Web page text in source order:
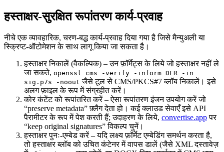
हस्ताक्षर‑सुरक्षित रूपांतरण कार्य‑प्रवाह
नीचे एक व्यावहारिक, चरण‑बद्ध कार्य‑प्रवाह दिया गया है जिसे मैन्युअली या
स्क्रिप्ट‑ऑटोमेशन के साथ लागू किया जा सकता है।
हस्ताक्षर निकालें (वैकल्पिक) – उन फ़ॉर्मेट्स के लिये जो हस्ताक्षर नहीं ले
जा सकते, openssl cms -verify -inform DER -in
sig.p7s -noout जैसे टूल से CMS/PKCS#7 ब्लॉब निकालें। इसे
अलग फ़ाइल के रूप में संग्रहीत करें।
कोर कंटेंट को रूपांतरित करें– ऐसा रूपांतरण इंजन उपयोग करें जो
“preserve metadata” फ़्लैग देता हो। कई क्लाउड सेवाएँ इसे API
पैरामीटर के रूप में पेश करती हैं; उदाहरण के लिये, convertise.appपर
“keep original signatures” विकल्प चुनें।
हस्ताक्षर पुनः‑एम्बेड करें– यदि लक्ष्य फ़ॉर्मेट एम्बेडिंग समर्थन करता है,
तो हस्ताक्षर ब्लॉब को उचित कंटेनर में वापस डालें (जैसे XML दस्तावेज़